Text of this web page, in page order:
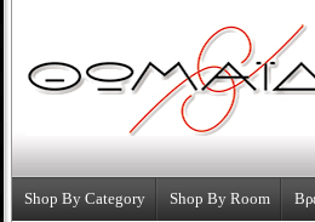
Shop By Category Shop By Room